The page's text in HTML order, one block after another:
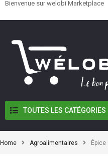
Bienvenue sur welobi Marketplace
TOUTES LES CATÉGORIES
Home Agroalimentaires Épice